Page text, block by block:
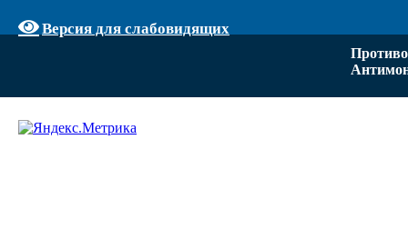
Версия для слабовидящих